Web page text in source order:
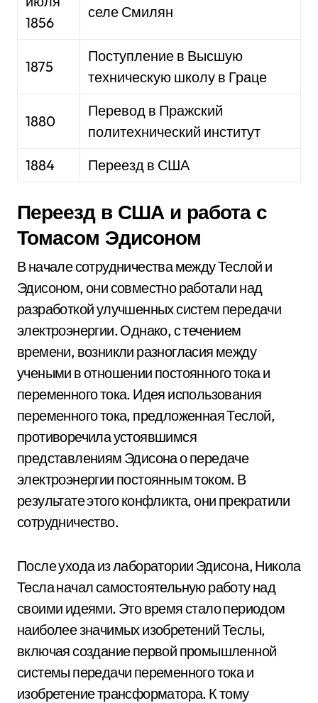
1856
селе Смилян
1875
Поступление в Высшую
техническую школу в Граце
1880
Перевод в Пражский
политехнический институт
1884
Переезд в США
Переезд в США и работа с
Томасом Эдисоном
В начале сотрудничества между Теслой и
Эдисоном, они совместно работали над
разработкой улучшенных систем передачи
электроэнергии. Однако, с течением
времени, возникли разногласия между
учеными в отношении постоянного тока и
переменного тока. Идея использования
переменного тока, предложенная Теслой,
противоречила устоявшимся
представлениям Эдисона о передаче
электроэнергии постоянным током. В
результате этого конфликта, они прекратили
сотрудничество.
После ухода из лаборатории Эдисона, Никола
Тесла начал самостоятельную работу над
своими идеями. Это время стало периодом
наиболее значимых изобретений Теслы,
включая создание первой промышленной
системы передачи переменного тока и
изобретение трансформатора. К тому